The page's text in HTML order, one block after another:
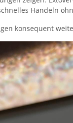
Handeln
konsequent